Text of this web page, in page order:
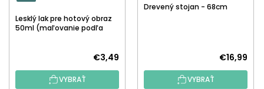
Lesklý lak pre hotový obraz
50ml (maľovanie podľa
€3,49
VYBRAŤ
Drevený stojan - 68cm
€16,99
VYBRAŤ